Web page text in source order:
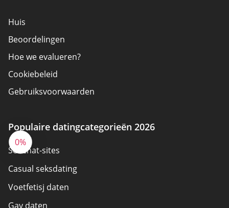
0%
Huis
Beoordelingen
Hoe we evalueren?
Cookiebeleid
Gebruiksvoorwaarden
Over ons
Auteurs
Populaire datingcategorieën 2026
SexChat-sites
Casual seksdating
Voetfetisj daten
Gay daten